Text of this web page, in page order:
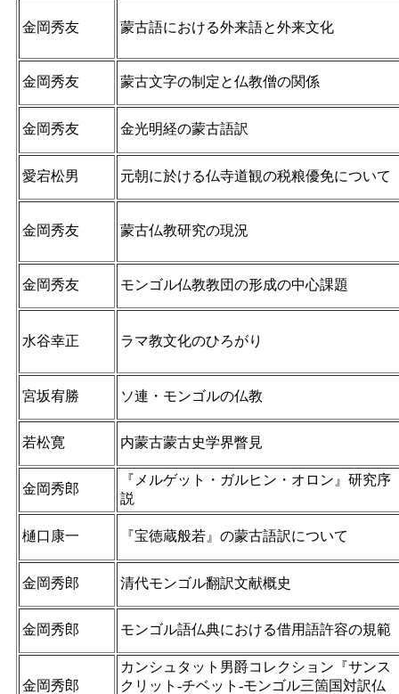
金岡秀友 蒙古語における外来語と外来文化
金岡秀友 蒙古文字の制定と仏教僧の関係
金岡秀友 金光明経の蒙古語訳
愛宕松男 元朝に於ける仏寺道観の税粮優免について
金岡秀友 蒙古仏教研究の現況
金岡秀友 モンゴル仏教教団の形成の中心課題
水谷幸正 ラマ教文化のひろがり
宮坂宥勝 ソ連・モンゴルの仏教
若松寛 内蒙古蒙古史学界瞥見
金岡秀郎
『メルゲット・ガルヒン・オロン』研究序
説
樋口康一 『宝徳蔵般若』の蒙古語訳について
金岡秀郎 清代モンゴル翻訳文献概史
金岡秀郎 モンゴル語仏典における借用語許容の規範
金岡秀郎
カンシュタット男爵コレクション『サンス
クリット-チベット-モンゴル三箇国対訳仏